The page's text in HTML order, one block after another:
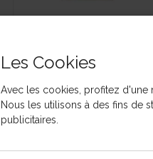
Les Cookies
Avec les cookies, profitez d'une
Nous les utilisons à des fins de
publicitaires.